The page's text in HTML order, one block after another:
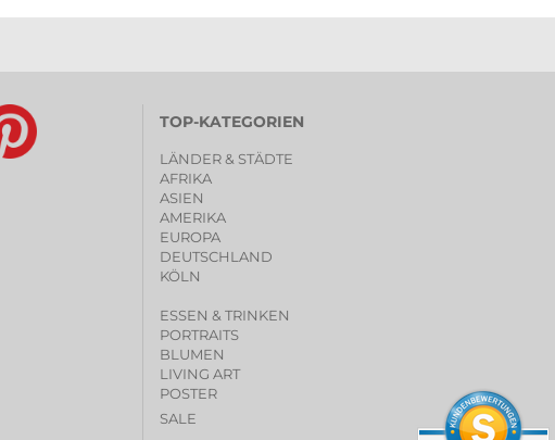
TOP-KATEGORIEN
LÄNDER & STÄDTE
AFRIKA
ASIEN
AMERIKA
EUROPA
DEUTSCHLAND
KÖLN
ESSEN & TRINKEN
PORTRAITS
BLUMEN
LIVING ART
POSTER
SALE